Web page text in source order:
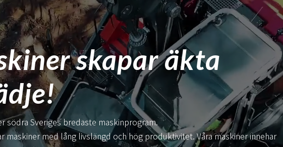
skapar äkta
södra Sveriges bredaste maskinprogram.
maskiner med lång livslängd och hög produktivitet. Våra maskiner innehar